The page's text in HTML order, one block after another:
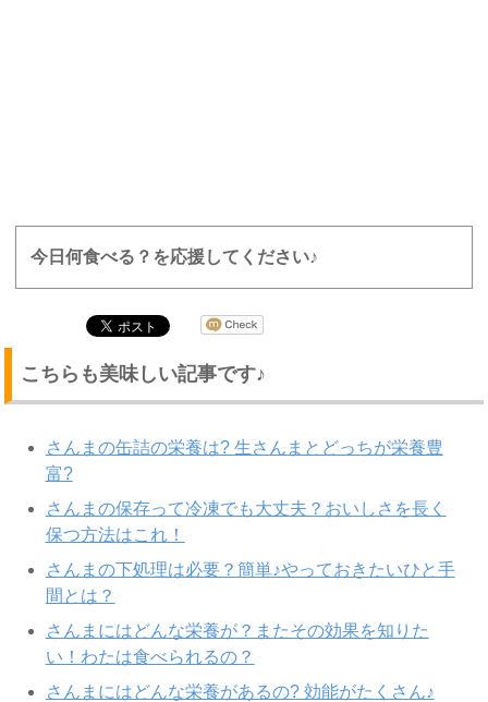
今日何食べる？を応援してください♪
こちらも美味しい記事です♪
さんまの缶詰の栄養は? 生さんまとどっちが栄養豊
富?
さんまの保存って冷凍でも大丈夫？おいしさを長く
保つ方法はこれ！
さんまの下処理は必要？簡単♪やっておきたいひと手
間とは？
さんまにはどんな栄養が？またその効果を知りた
い！わたは食べられるの？
さんまにはどんな栄養があるの? 効能がたくさん♪